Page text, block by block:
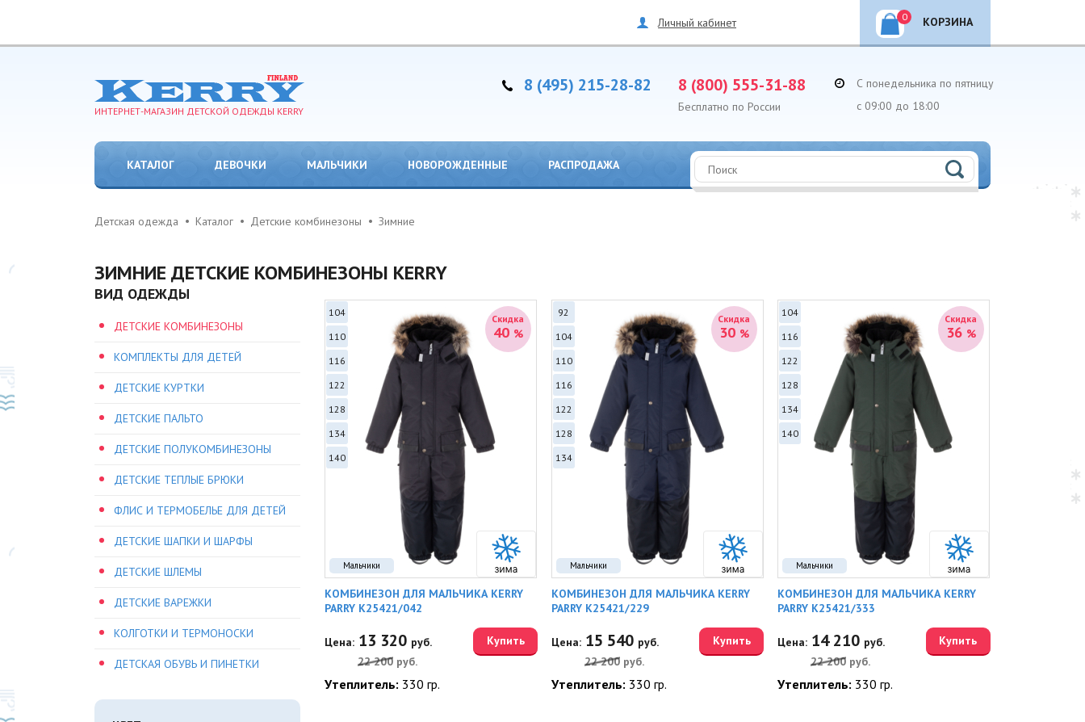
Личный кабинет КОРЗИНА
0
ИНТЕРНЕТ-МАГАЗИН ДЕТСКОЙ ОДЕЖДЫ KERRY
8 (495) 215-28-82 8 (800) 555-31-88
Бесплатно по России
С понедельника по пятницу
с 09:00 до 18:00
КАТАЛОГ ДЕВОЧКИ МАЛЬЧИКИ НОВОРОЖДЕННЫЕ РАСПРОДАЖА
Детская одежда Каталог Детские комбинезоны Зимние
ЗИМНИЕ ДЕТСКИЕ КОМБИНЕЗОНЫ KERRY
ВИД ОДЕЖДЫ
ДЕТСКИЕ КОМБИНЕЗОНЫ
КОМПЛЕКТЫ ДЛЯ ДЕТЕЙ
ДЕТСКИЕ КУРТКИ
ДЕТСКИЕ ПАЛЬТО
ДЕТСКИЕ ПОЛУКОМБИНЕЗОНЫ
ДЕТСКИЕ ТЕПЛЫЕ БРЮКИ
ФЛИС И ТЕРМОБЕЛЬЕ ДЛЯ ДЕТЕЙ
ДЕТСКИЕ ШАПКИ И ШАРФЫ
ДЕТСКИЕ ШЛЕМЫ
ДЕТСКИЕ ВАРЕЖКИ
КОЛГОТКИ И ТЕРМОНОСКИ
ДЕТСКАЯ ОБУВЬ И ПИНЕТКИ
Мальчики
Скидка
40 %
104
110
116
122
128
134
140
КОМБИНЕЗОН ДЛЯ МАЛЬЧИКА KERRY
PARRY K25421/042
Цена: 13 320 руб.
22 200 руб.
Купить
Утеплитель: 330 гр.
Мальчики
Скидка
30 %
92
104
110
116
122
128
134
КОМБИНЕЗОН ДЛЯ МАЛЬЧИКА KERRY
PARRY K25421/229
Цена:15 540 руб.
22 200 руб.
Купить
Утеплитель: 330 гр.
Мальчики
Скидка
36 %
104
116
122
128
134
140
КОМБИНЕЗОН ДЛЯ МАЛЬЧИКА KERRY
PARRY K25421/333
Цена: 14 210 руб.
22 200 руб.
Купить
Утеплитель: 330 гр.